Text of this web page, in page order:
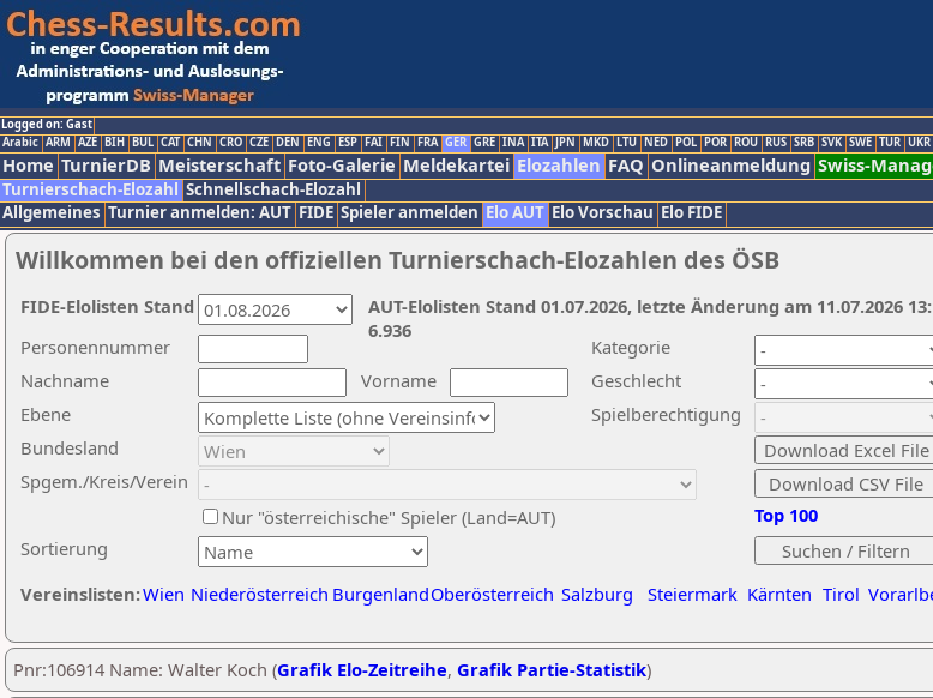
Logged on: Gast
Arabic ARM AZE BIH BUL CAT CHN CRO CZE DEN ENG ESP FAI FIN FRA GER GRE INA ITA JPN MKD LTU NED POL POR ROU RUS SRB SVK SWE TUR UKR
Home TurnierDB Meisterschaft Foto-Galerie Meldekartei Elozahlen FAQ Onlineanmeldung Swiss-
Turnierschach-Elozahl Schnellschach-Elozahl
Allgemeines Turnier anmelden: AUT FIDE Spieler anmelden Elo AUT Elo Vorschau Elo FIDE
Willkommen bei den offiziellen Turnierschach-Elozahlen des ÖSB
Nachname
Vorname
Ebene
Kategorie
Sortierung
Personennummer
Bundesland
Spgem./Kreis/Verein
Geschlecht
Nur "österreichische" Spieler (Land=AUT)
Spielberechtigung
Vereinslisten:Wien Niederösterreich BurgenlandOberösterreich Salzburg Steiermark Kärnten Tirol
Top 100
AUT-Elolisten Stand 01.07.2026, letzte Änderung am 11.07.2026
6.936
FIDE-Elolisten Stand
Pnr:106914 Name: Walter Koch (Grafik Elo-Zeitreihe, Grafik Partie-Statistik)